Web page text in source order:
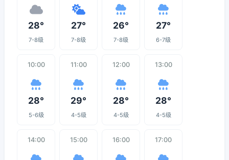
28°
7-8级
27°
7-8级
26°
7-8级
27°
6-7级
10:00
28°
5-6级
11:00
29°
4-5级
12:00
28°
4-5级
13:00
28°
4-5级
14:00 15:00 16:00 17:00